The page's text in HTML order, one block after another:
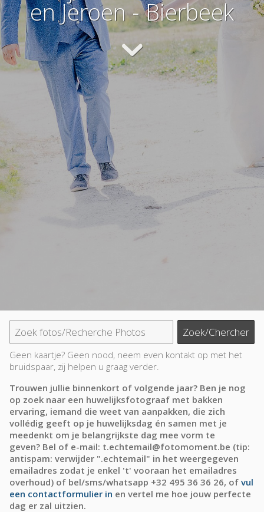
en Jeroen - Bierbeek
Geen kaartje? Geen nood, neem even kontakt op met het
bruidspaar, zij helpen u graag verder.
Trouwen jullie binnenkort of volgende jaar? Ben je nog
op zoek naar een huwelijksfotograaf met bakken
ervaring, iemand die weet van aanpakken, die zich
vollédig geeft op je huwelijksdag én samen met je
meedenkt om je belangrijkste dag mee vorm te
geven? Bel of e-mail: t.echtemail@fotomoment.be (tip:
antispam: verwijder ".echtemail" in het weergegeven
emailadres zodat je enkel 't' vooraan het emailadres
overhoud) of bel/sms/whatsapp +32 495 36 36 26, of vul
een contactformulier in en vertel me hoe jouw perfecte
dag er zal uitzien.